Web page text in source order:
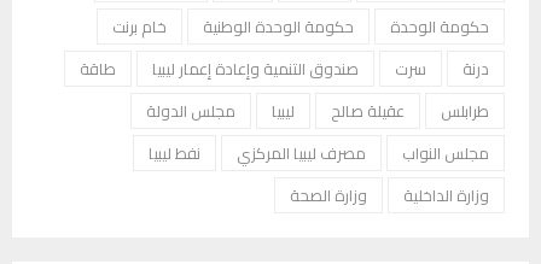
حكومة الوحدة
حكومة الوحدة الوطنية
خام برنت
درنة
سرت صندوق التنمية وإعادة إعمار ليبيا
طاقة
طرابلس
عقيلة صالح ليبيا
مجلس الدولة
مجلس النواب
مصرف ليبيا المركزي
نفط ليبيا
وزارة الداخلية
وزارة الصحة